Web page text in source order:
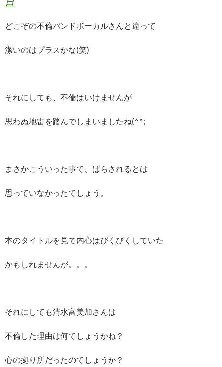
どこぞの不倫バンドボーカルさんと違って
潔いのはプラスかな(笑)
それにしても、不倫はいけませんが
思わぬ地雷を踏んでしまいましたね(^^;
まさかこういった事で、ばらされるとは
思っていなかったでしょう。
本のタイトルを見て内心はびくびくしていた
かもしれませんが。。。
それにしても清水富美加さんは
不倫した理由は何でしょうかね？
心の拠り所だったのでしょうか？